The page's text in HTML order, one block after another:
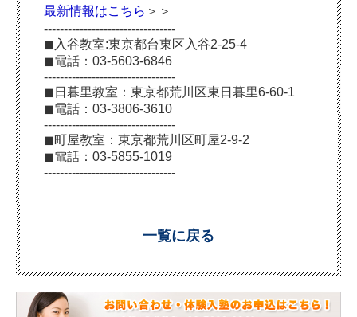
最新情報はこちら ＞＞
---------------------------------
◼︎入谷教室:東京都台東区入谷2-25-4
◼︎電話：03-5603-6846
---------------------------------
◼︎日暮里教室：東京都荒川区東日暮里6-60-1
◼︎電話：03-3806-3610
---------------------------------
◼︎町屋教室：東京都荒川区町屋2-9-2
◼︎電話：03-5855-1019
---------------------------------
一覧に戻る